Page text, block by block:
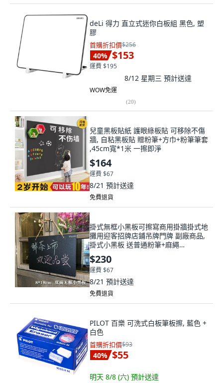
deLi 得力 直立式迷你白板組 黑色, 塑
膠
首購折扣價$256
40% $153
運費 $195
8/12 星期三 預計送達
WOW免運
(20)
兒童黑板貼紙 護眼綠板貼 可移除不傷
牆, 自粘黑板貼 贈粉筆+方巾+粉筆筆套
,45cm寬*1米 一擦即淨
$164
運費 $67
8/21 預計送達
免費退貨
掛式無框小黑板可擦寫商用掛牆掛式地
攤用迎客招牌店鋪吊牌門牌 副廠商品,
掛式小黑板 送普通粉筆+麻繩
,20*30cm
$230
運費 $67
8/21 預計送達
免費退貨
PILOT 百樂 可洗式白板筆板擦, 藍色 +
白色
首購折扣價$93
40% $55
明天 8/8 (六) 預計送達